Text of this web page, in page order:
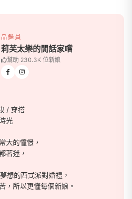
品鑑員
莉芙太樂的閒話家嚐
幫助 230.3K 位新娘
/ 穿搭
光
大的憧憬，
著迷，
想的西式派對婚禮，
，所以更懂每個新娘。